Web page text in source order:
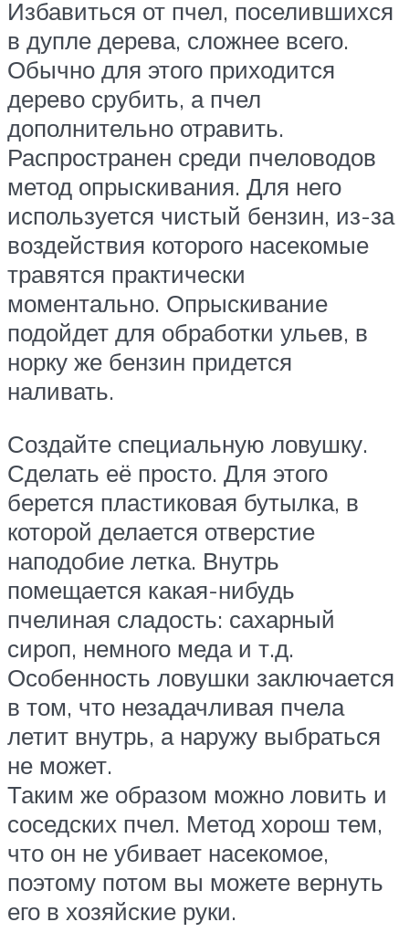
Избавиться от пчел, поселившихся
в дупле дерева, сложнее всего.
Обычно для этого приходится
дерево срубить, а пчел
дополнительно отравить.
Распространен среди пчеловодов
метод опрыскивания. Для него
используется чистый бензин, из-за
воздействия которого насекомые
травятся практически
моментально. Опрыскивание
подойдет для обработки ульев, в
норку же бензин придется
наливать.
Создайте специальную ловушку.
Сделать её просто. Для этого
берется пластиковая бутылка, в
которой делается отверстие
наподобие летка. Внутрь
помещается какая-нибудь
пчелиная сладость: сахарный
сироп, немного меда и т.д.
Особенность ловушки заключается
в том, что незадачливая пчела
летит внутрь, а наружу выбраться
не может.
Таким же образом можно ловить и
соседских пчел. Метод хорош тем,
что он не убивает насекомое,
поэтому потом вы можете вернуть
его в хозяйские руки.